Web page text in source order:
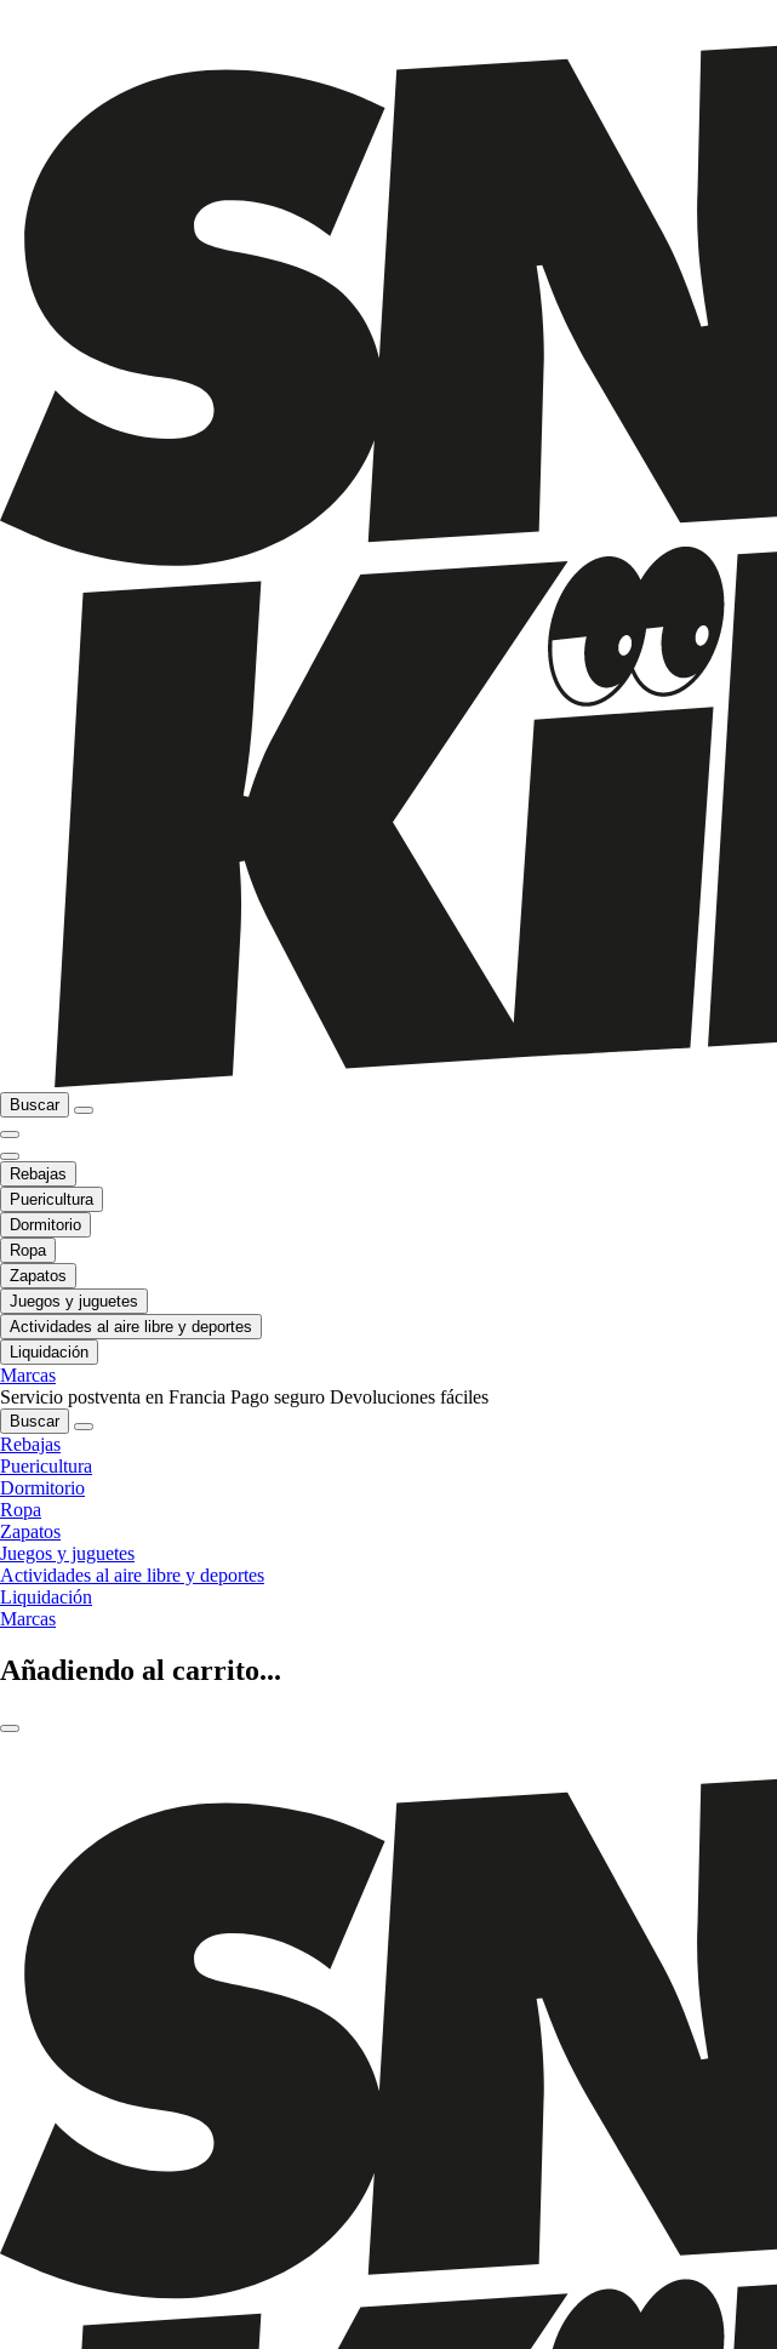
Buscar
Rebajas
Puericultura
Dormitorio
Ropa
Zapatos
Juegos y juguetes
Actividades al aire libre y deportes
Liquidación
Marcas
Servicio postventa en Francia Pago seguro Devoluciones fáciles
Buscar
Rebajas
Puericultura
Dormitorio
Ropa
Zapatos
Juegos y juguetes
Actividades al aire libre y deportes
Liquidación
Marcas
Añadiendo al carrito...